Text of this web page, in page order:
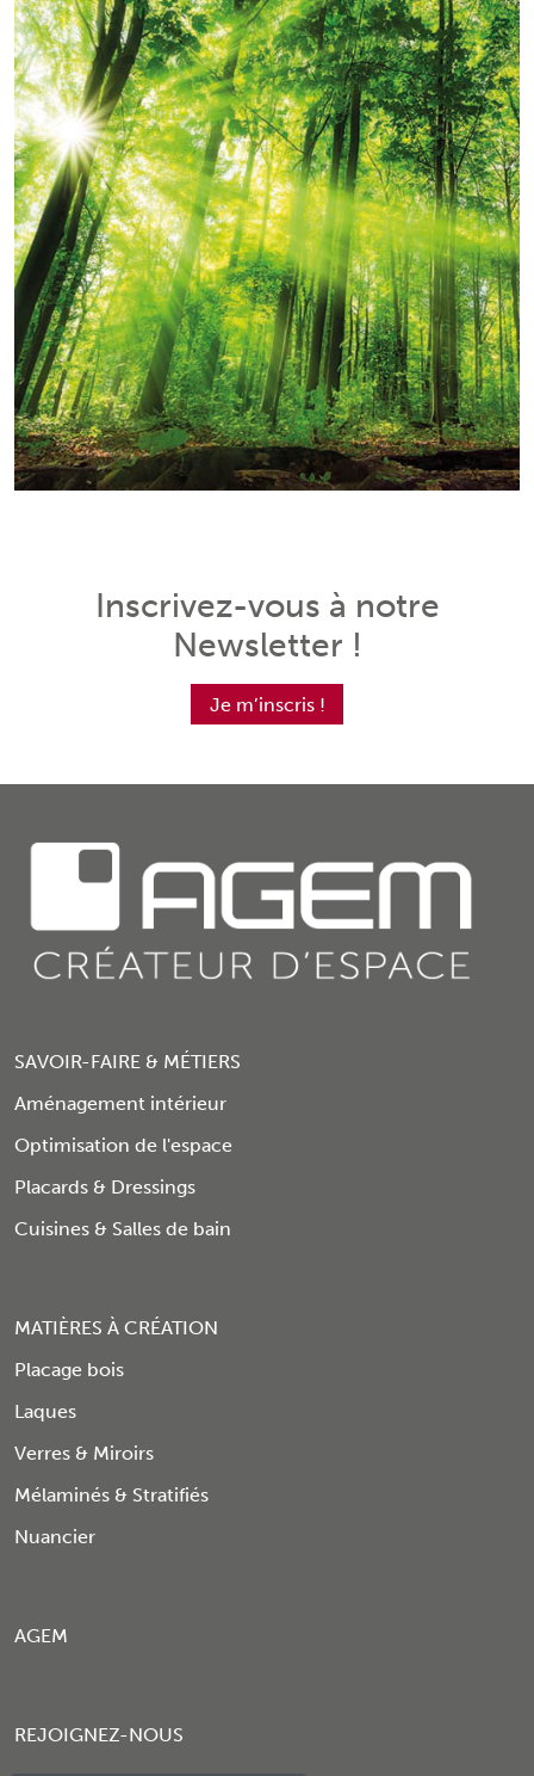
Inscrivez-vous à notre
Newsletter !
Je m’inscris !
SAVOIR-FAIRE & MÉTIERS
Aménagement intérieur
Optimisation de l'espace
Placards & Dressings
Cuisines & Salles de bain
MATIÈRES À CRÉATION
Placage bois
Laques
Verres & Miroirs
Mélaminés & Stratifiés
Nuancier
AGEM
REJOIGNEZ-NOUS